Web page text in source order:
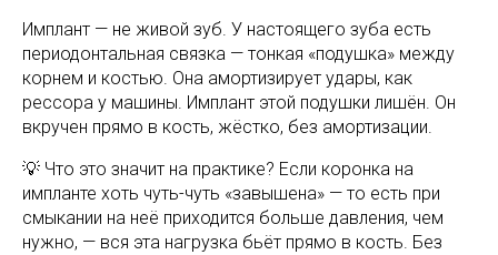
Имплант — не живой зуб. У настоящего зуба есть
периодонтальная связка — тонкая «подушка» между
корнем и костью. Она амортизирует удары, как
рессора у машины. Имплант этой подушки лишён. Он
вкручен прямо в кость, жёстко, без амортизации.
💡 Что это значит на практике? Если коронка на
импланте хоть чуть-чуть «завышена» — то есть при
смыкании на неё приходится больше давления, чем
нужно, — вся эта нагрузка бьёт прямо в кость. Без